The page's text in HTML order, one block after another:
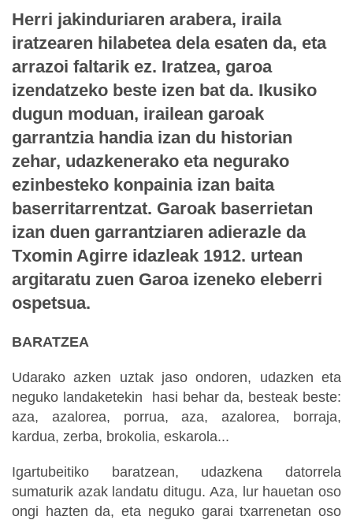
Herri jakinduriaren arabera, iraila
iratzearen hilabetea dela esaten da, eta
arrazoi faltarik ez. Iratzea, garoa
izendatzeko beste izen bat da. Ikusiko
dugun moduan, irailean garoak
garrantzia handia izan du historian
zehar, udazkenerako eta negurako
ezinbesteko konpainia izan baita
baserritarrentzat. Garoak baserrietan
izan duen garrantziaren adierazle da
Txomin Agirre idazleak 1912. urtean
argitaratu zuen Garoa izeneko eleberri
ospetsua.
BARATZEA
Udarako azken uztak jaso ondoren, udazken eta
neguko landaketekin hasi behar da, besteak beste:
aza, azalorea, porrua, aza, azalorea, borraja,
kardua, zerba, brokolia, eskarola...
Igartubeitiko baratzean, udazkena datorrela
sumaturik azak landatu ditugu. Aza, lur hauetan oso
ongi hazten da, eta neguko garai txarrenetan oso